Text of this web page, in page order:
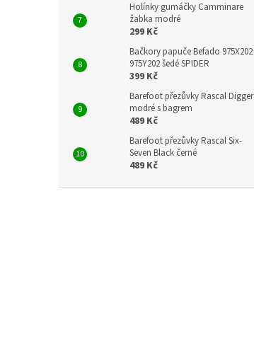
Holínky gumáčky Camminare
žabka modré
299 Kč
Bačkory papuče Befado 975X202
975Y202 šedé SPIDER
399 Kč
Barefoot přezůvky Rascal Digger
modré s bagrem
489 Kč
Barefoot přezůvky Rascal Six-
Seven Black černé
489 Kč